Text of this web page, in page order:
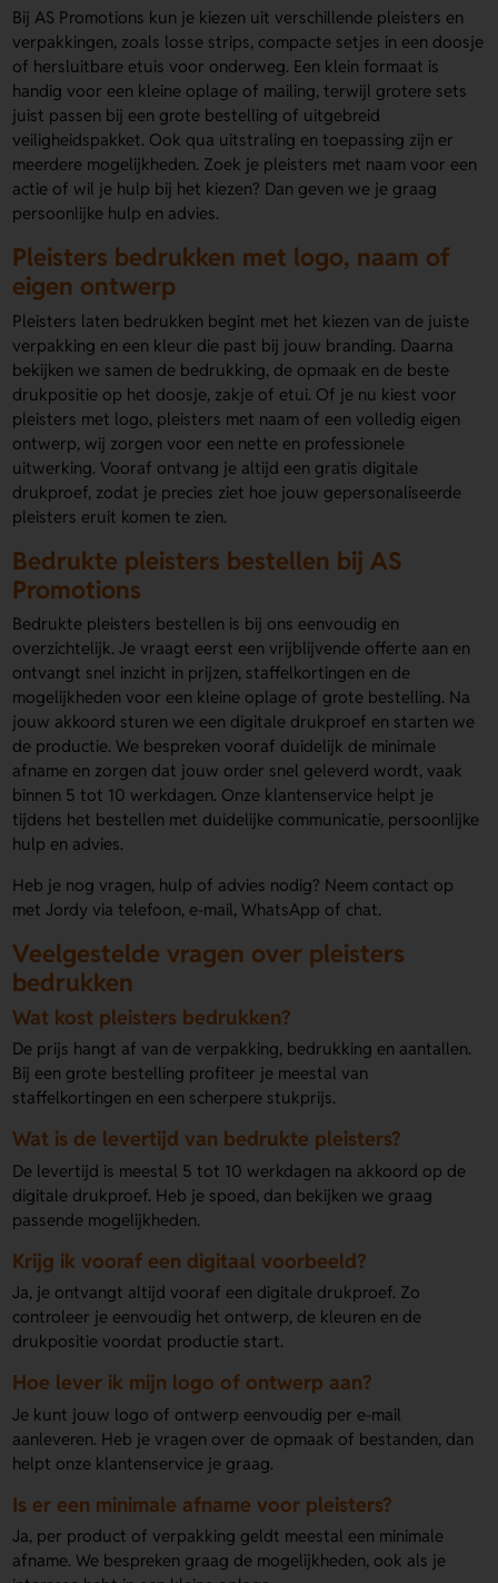
Bij AS Promotions kun je kiezen uit verschillende pleisters en
verpakkingen, zoals losse strips, compacte setjes in een doosje
of hersluitbare etuis voor onderweg. Een klein formaat is
handig voor een kleine oplage of mailing, terwijl grotere sets
juist passen bij een grote bestelling of uitgebreid
veiligheidspakket. Ook qua uitstraling en toepassing zijn er
meerdere mogelijkheden. Zoek je pleisters met naam voor een
actie of wil je hulp bij het kiezen? Dan geven we je graag
persoonlijke hulp en advies.
Pleisters bedrukken met logo, naam of
eigen ontwerp
Pleisters laten bedrukken begint met het kiezen van de juiste
verpakking en een kleur die past bij jouw branding. Daarna
bekijken we samen de bedrukking, de opmaak en de beste
drukpositie op het doosje, zakje of etui. Of je nu kiest voor
pleisters met logo, pleisters met naam of een volledig eigen
ontwerp, wij zorgen voor een nette en professionele
uitwerking. Vooraf ontvang je altijd een gratis digitale
drukproef, zodat je precies ziet hoe jouw gepersonaliseerde
pleisters eruit komen te zien.
Bedrukte pleisters bestellen bij AS
Promotions
Bedrukte pleisters bestellen is bij ons eenvoudig en
overzichtelijk. Je vraagt eerst een vrijblijvende offerte aan en
ontvangt snel inzicht in prijzen, staffelkortingen en de
mogelijkheden voor een kleine oplage of grote bestelling. Na
jouw akkoord sturen we een digitale drukproef en starten we
de productie. We bespreken vooraf duidelijk de minimale
afname en zorgen dat jouw order snel geleverd wordt, vaak
binnen 5 tot 10 werkdagen. Onze klantenservice helpt je
tijdens het bestellen met duidelijke communicatie, persoonlijke
hulp en advies.
Heb je nog vragen, hulp of advies nodig? Neem contact op
met Jordy via telefoon, e-mail, WhatsApp of chat.
Veelgestelde vragen over pleisters
bedrukken
Wat kost pleisters bedrukken?
De prijs hangt af van de verpakking, bedrukking en aantallen.
Bij een grote bestelling profiteer je meestal van
staffelkortingen en een scherpere stukprijs.
Wat is de levertijd van bedrukte pleisters?
De levertijd is meestal 5 tot 10 werkdagen na akkoord op de
digitale drukproef. Heb je spoed, dan bekijken we graag
passende mogelijkheden.
Krijg ik vooraf een digitaal voorbeeld?
Ja, je ontvangt altijd vooraf een digitale drukproef. Zo
controleer je eenvoudig het ontwerp, de kleuren en de
drukpositie voordat productie start.
Hoe lever ik mijn logo of ontwerp aan?
Je kunt jouw logo of ontwerp eenvoudig per e-mail
aanleveren. Heb je vragen over de opmaak of bestanden, dan
helpt onze klantenservice je graag.
Is er een minimale afname voor pleisters?
Ja, per product of verpakking geldt meestal een minimale
afname. We bespreken graag de mogelijkheden, ook als je